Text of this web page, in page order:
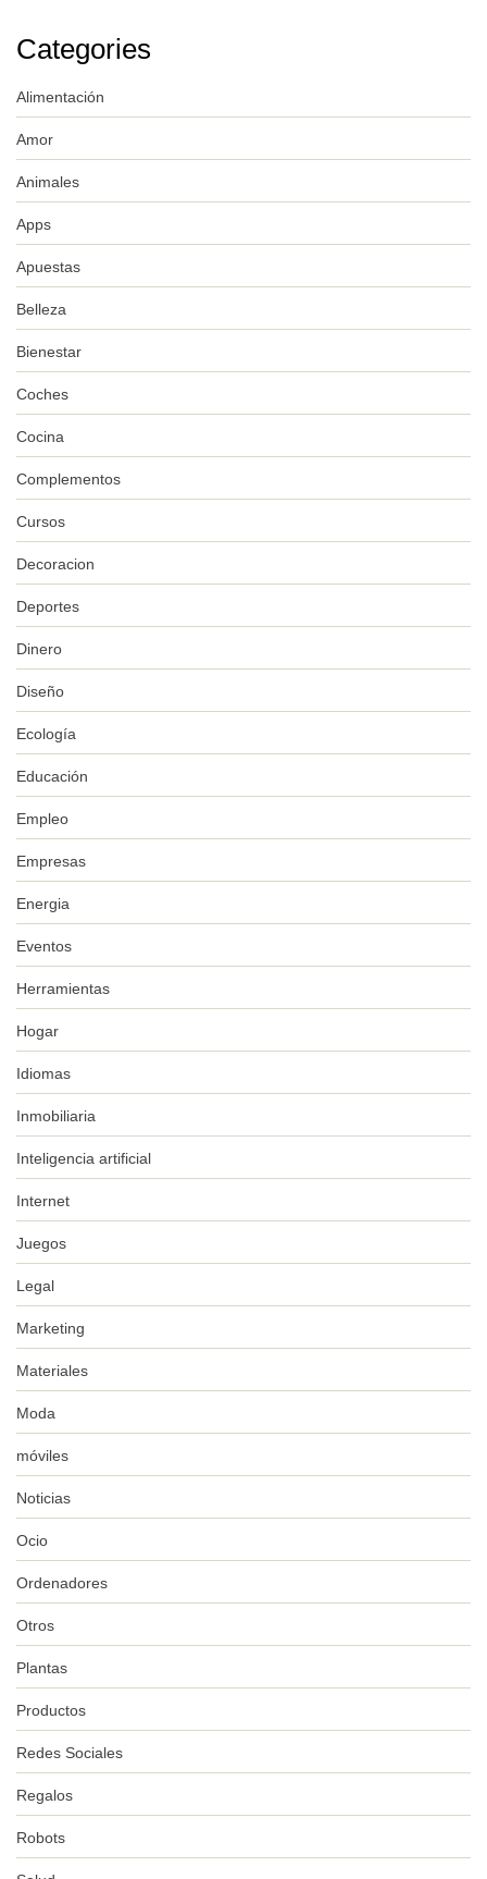
Categories
Alimentación
Amor
Animales
Apps
Apuestas
Belleza
Bienestar
Coches
Cocina
Complementos
Cursos
Decoracion
Deportes
Dinero
Diseño
Ecología
Educación
Empleo
Empresas
Energia
Eventos
Herramientas
Hogar
Idiomas
Inmobiliaria
Inteligencia artificial
Internet
Juegos
Legal
Marketing
Materiales
Moda
móviles
Noticias
Ocio
Ordenadores
Otros
Plantas
Productos
Redes Sociales
Regalos
Robots